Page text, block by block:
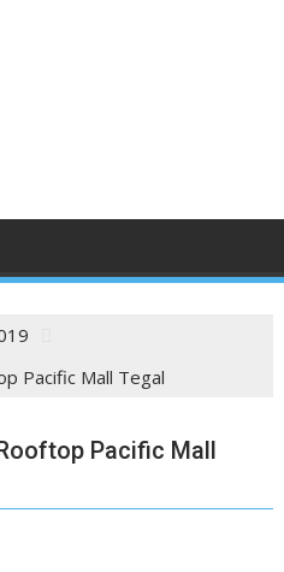
Pacific Mall Tegal
Pacific Mall